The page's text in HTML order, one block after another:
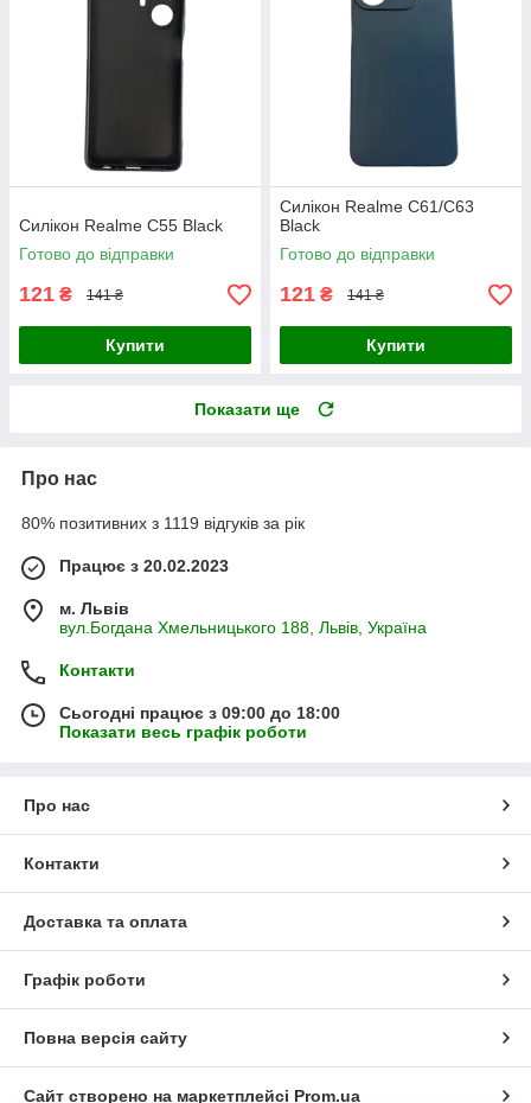
Силікон Realme C55 Black
Готово до відправки
121 ₴ 141 ₴
Купити
Силікон Realme C61/C63
Black
Готово до відправки
121 ₴ 141 ₴
Купити
Показати ще
Про нас
80% позитивних з 1119 відгуків за рік
Працює з 20.02.2023
м. Львів
вул.Богдана Хмельницького 188, Львів, Україна
Контакти
Сьогодні працює з 09:00 до 18:00
Показати весь графік роботи
Про нас
Контакти
Доставка та оплата
Графік роботи
Повна версія сайту
Сайт створено на маркетплейсі Prom.ua